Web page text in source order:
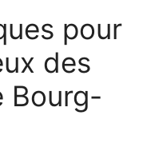
pour
des
Bourg-